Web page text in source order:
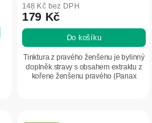
148 Kč bez DPH
179 Kč
Do košíku
Tinktura z pravého ženšenu je bylinný
doplněk stravy s obsahem extraktu z
kořene ženšenu pravého (Panax